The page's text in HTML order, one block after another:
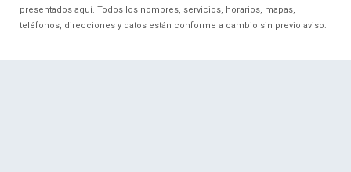
presentados aquí. Todos los nombres, servicios, horarios, mapas,
teléfonos, direcciones y datos están conforme a cambio sin previo aviso.